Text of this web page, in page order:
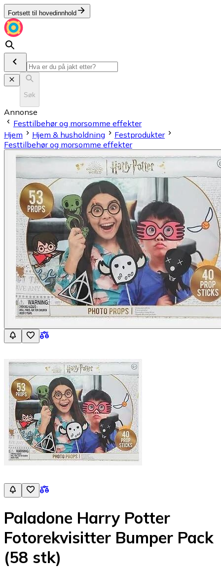
Fortsett til hovedinnhold
Søk
Annonse
Festtilbehør og morsomme effekter
Hjem
Hjem & husholdning
Festprodukter
Festtilbehør og morsomme effekter
Paladone Harry Potter
Fotorekvisitter Bumper Pack
(58 stk)